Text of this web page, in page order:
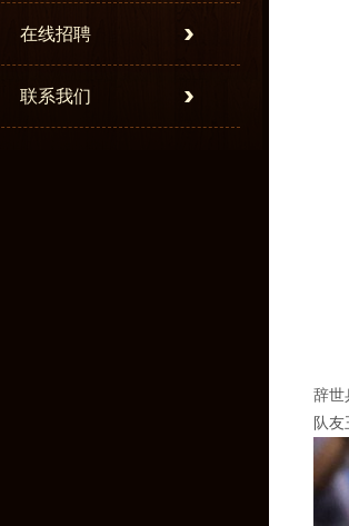
在线招聘
联系我们
辞世
队